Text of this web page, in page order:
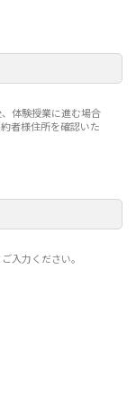
体験授業に進む場合
者様住所を確認いた
入力ください。